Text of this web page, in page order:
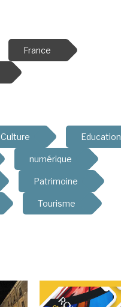
France
Culture Education
numérique
Patrimoine
Tourisme